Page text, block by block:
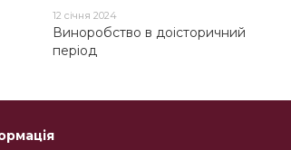
12 січня 2024
Виноробство в доісторичний
період